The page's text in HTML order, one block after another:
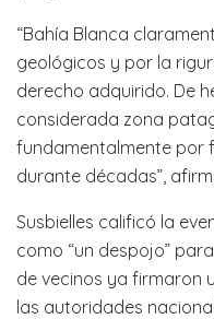
“Bahía Blanca
geológicos y por la
derecho adquirido. De
considerada zona
fundamentalmente por
durante décadas”,
Susbielles calificó la
como “un despojo”
de vecinos ya firmaron
las autoridades